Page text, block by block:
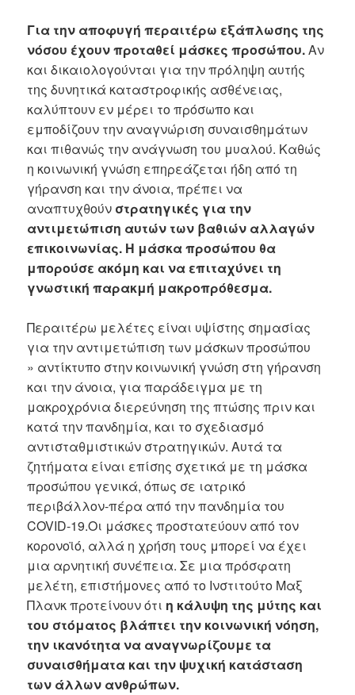
Για την αποφυγή περαιτέρω εξάπλωσης της
νόσου έχουν προταθεί μάσκες προσώπου.Αν
και δικαιολογούνται για την πρόληψη αυτής
της δυνητικά καταστροφικής ασθένειας,
καλύπτουν εν μέρει το πρόσωπο και
εμποδίζουν την αναγνώριση συναισθημάτων
και πιθανώς την ανάγνωση του μυαλού. Καθώς
η κοινωνική γνώση επηρεάζεται ήδη από τη
γήρανση και την άνοια, πρέπει να
αναπτυχθούν στρατηγικές για την
αντιμετώπιση αυτών των βαθιών αλλαγών
επικοινωνίας. Η μάσκα προσώπου θα
μπορούσε ακόμη και να επιταχύνει τη
γνωστική παρακμή μακροπρόθεσμα.
Περαιτέρω μελέτες είναι υψίστης σημασίας
για την αντιμετώπιση των μάσκων προσώπου
» αντίκτυπο στην κοινωνική γνώση στη γήρανση
και την άνοια, για παράδειγμα με τη
μακροχρόνια διερεύνηση της πτώσης πριν και
κατά την πανδημία, και το σχεδιασμό
αντισταθμιστικών στρατηγικών. Αυτά τα
ζητήματα είναι επίσης σχετικά με τη μάσκα
προσώπου γενικά, όπως σε ιατρικό
περιβάλλον-πέρα από την πανδημία του
COVID-19.Οι μάσκες προστατεύουν από τον
κορονοϊό, αλλά η χρήση τους μπορεί να έχει
μια αρνητική συνέπεια. Σε μια πρόσφατη
μελέτη, επιστήμονες από το Ινστιτούτο Μαξ
Πλανκ προτείνουν ότι η κάλυψη της μύτης και
του στόματος βλάπτει την κοινωνική νόηση,
την ικανότητα να αναγνωρίζουμε τα
συναισθήματα και την ψυχική κατάσταση
των άλλων ανθρώπων.